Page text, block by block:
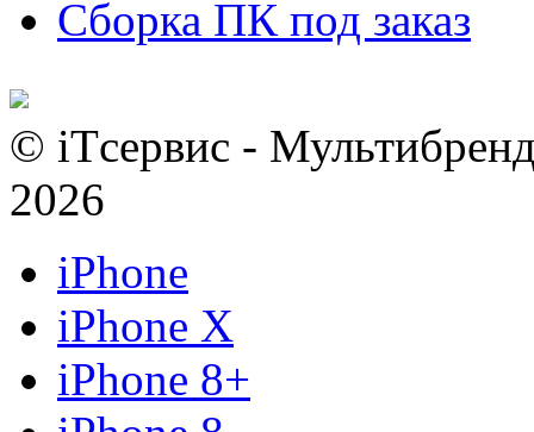
Сборка ПК под заказ
© iTсервис -
2026
iPhone
iPhone X
iPhone 8+